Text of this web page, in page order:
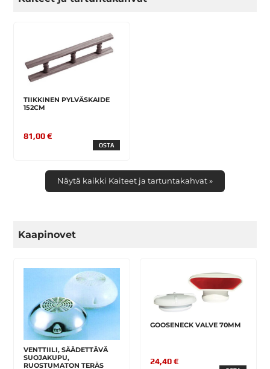
TIIKKINEN PYLVÄSKAIDE
152CM
81,00 €
OSTA
Näytä kaikki Kaiteet ja tartuntakahvat »
Kaapinovet
VENTTIILI, SÄÄDETTÄVÄ
SUOJAKUPU,
RUOSTUMATON TERÄS
GOOSENECK VALVE 70MM
24,40 €